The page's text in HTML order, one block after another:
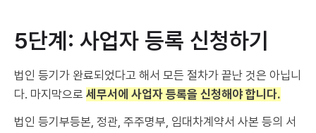
5단계: 사업자 등록 신청하기
법인 등기가 완료되었다고 해서 모든 절차가 끝난 것은 아닙니
다. 마지막으로 세무서에 사업자 등록을 신청해야 합니다.
법인 등기부등본, 정관, 주주명부, 임대차계약서 사본 등의 서